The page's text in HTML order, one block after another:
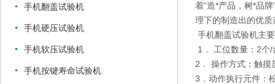
手机翻盖试验机
手机硬压试验机
手机软压试验机
手机按键寿命试验机
着“造*产品，树*品
理下的制造出的优质
手机翻盖试验机主
1． 工位数量：2个/
2． 操作方式：触摸
3．动作执行元件：